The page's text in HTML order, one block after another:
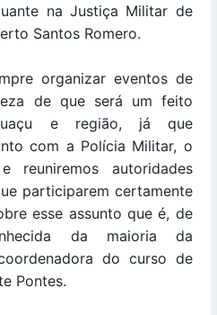
na Justiça Militar de
Santos Romero.
organizar eventos de
de que será um feito
e região, já que
com a Polícia Militar, o
reuniremos autoridades
participarem certamente
esse assunto que é, de
da maioria da
do curso de
Pontes.